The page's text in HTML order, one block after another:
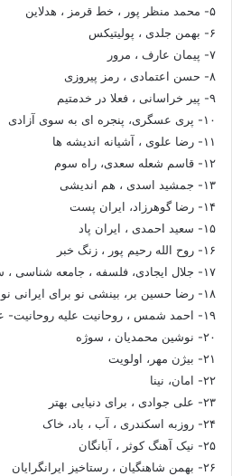
۵- محمد منظر پور ، خط قرمز ، هدلاین
۶- بهمن جلدی ، پولیتیکس
۷- پیمان عارف ، مرور
۸- حسن اعتمادی ، رمز پیروزی
۹- پیر خراسانی ، فعلا در خدمتیم
۱۰- پری عسگری، پنجره ای به سوی آزادی
۱۱- رضا علوی ، آشیانه اندیشه ها
۱۲- قاسم شعله سعدی، راه سوم
۱۳- جمشید اسدی ، هم اندیشی
۱۴- رضا گوهرزاد، ایران پست
۱۵- سعید احمدی ، ایران پاد
۱۶- روح الله رحیم پور ، زنگ خبر
۱۷- جلال ایجادی، فلسفه ، جامعه شناسی ، سیاست
۱۸- رضا حسین بر، بینشی نو برای ایرانی نو
۱۹- احمد شمس ، روحانیت علیه روحانیت- عبور
۲۰- نوشین محمدیان ، سوژه
۲۱- بیژن مهر، اولویت
۲۲- امان، نینا
۲۳- علی جوادی ، برای دنیایی بهتر
۲۴- روزبه اسکندری ، آب ، باد، خاک
۲۵- نیک آهنگ کوثر ، آبانگان
۲۶- بهمن شاهنگیان ، رستاخیز ایرانگرایان